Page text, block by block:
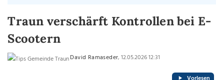
Traun verschärft Kontrollen bei E-
Scootern
David Ramaseder, 12.05.2026 12:31